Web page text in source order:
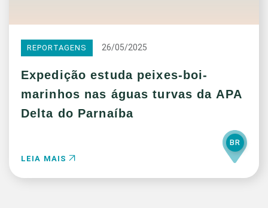
REPORTAGENS 26/05/2025
Expedição estuda peixes-boi-
marinhos nas águas turvas da APA
Delta do Parnaíba
LEIA MAIS
BR